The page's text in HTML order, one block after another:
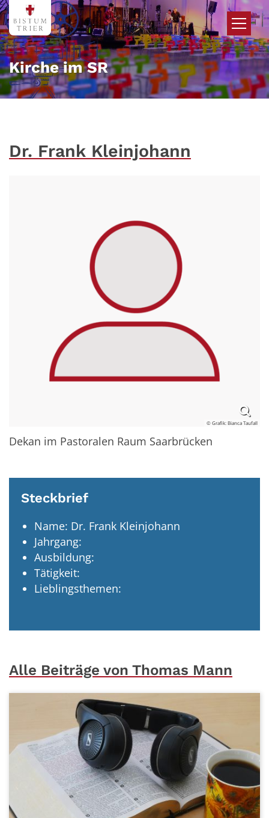
Zum Inhalt springen
Kirche im SR
Dr. Frank Kleinjohann
© Grafik: Bianca Taufall
Dekan im Pastoralen Raum Saarbrücken
Steckbrief
Name: Dr. Frank Kleinjohann
Jahrgang:
Ausbildung:
Tätigkeit:
Lieblingsthemen:
Alle Beiträge von Thomas Mann